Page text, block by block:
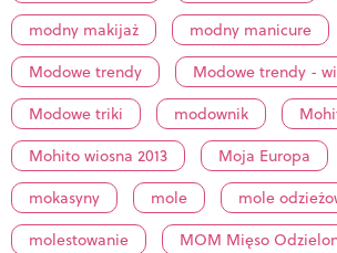
modny makijaż
modny manicure
Modowe trendy
Modowe trendy -
Modowe triki
modownik
Mohito wiosna 2013
Moja Europa
mokasyny
mole
mole
molestowanie
MOM Mięso